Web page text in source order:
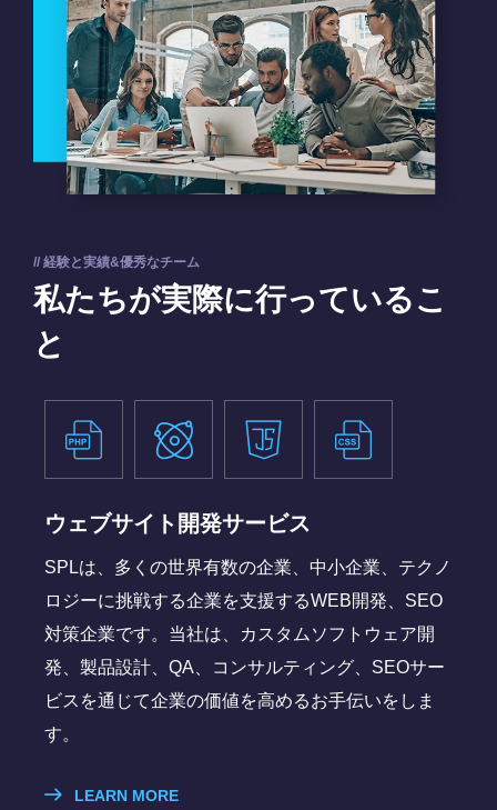
// 経験と実績&優秀なチーム
私たちが実際に行っているこ
と
ウェブサイト開発サービス
SPLは、多くの世界有数の企業、中小企業、テクノ
ロジーに挑戦する企業を支援するWEB開発、SEO
対策企業です。当社は、カスタムソフトウェア開
発、製品設計、QA、コンサルティング、SEOサー
ビスを通じて企業の価値を高めるお手伝いをしま
す。
LEARN MORE